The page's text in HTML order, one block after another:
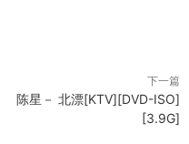
下一篇
陈星－ 北漂[KTV][DVD-ISO]
[3.9G]